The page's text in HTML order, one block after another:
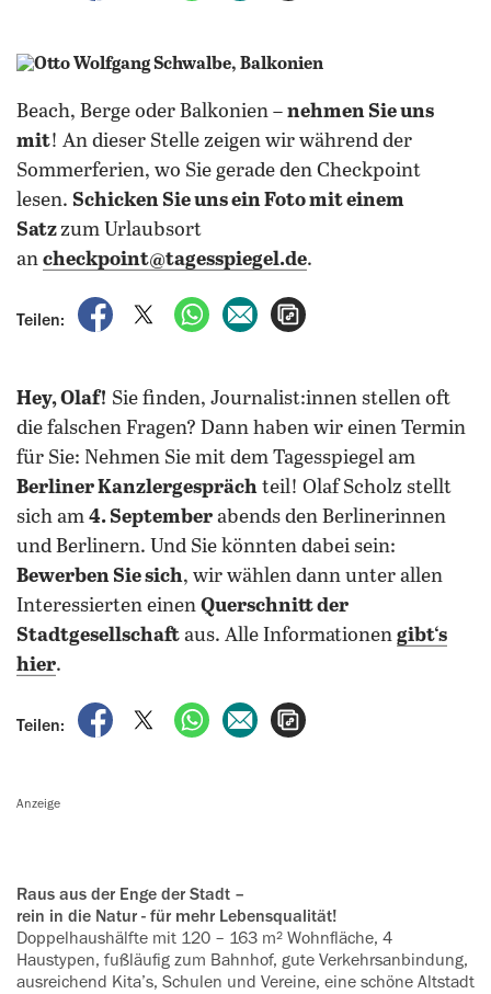
Beach, Berge oder Balkonien – nehmen Sie uns
mit! An dieser Stelle zeigen wir während der
Sommerferien, wo Sie gerade den Checkpoint
lesen. Schicken Sie uns ein Foto mit einem
Satzzum Urlaubsort
an checkpoint@tagesspiegel.de.
Teilen:
auf Facebook teilen
auf X teilenper WhatsApp teilen
per E-Mail teilen
Hey, Olaf! Sie finden, Journalist:innen stellen oft
die falschen Fragen? Dann haben wir einen Termin
für Sie: Nehmen Sie mit dem Tagesspiegel am
Berliner Kanzlergespräch teil! Olaf Scholz stellt
sich am 4. September abends den Berlinerinnen
und Berlinern. Und Sie könnten dabei sein:
Bewerben Sie sich, wir wählen dann unter allen
Interessierten einen Querschnitt der
Stadtgesellschaft aus. Alle Informationen gibt‘s
hier.
Teilen:
auf Facebook teilen
auf X teilenper WhatsApp teilen
per E-Mail teilen
Anzeige
Raus aus der Enge der Stadt –
rein in die Natur - für mehr Lebensqualität!
Doppelhaushälfte mit 120 – 163 m² Wohnfläche, 4
Haustypen, fußläufig zum Bahnhof, gute Verkehrsanbindung,
ausreichend Kita’s, Schulen und ‍Vereine, eine schöne Altstadt